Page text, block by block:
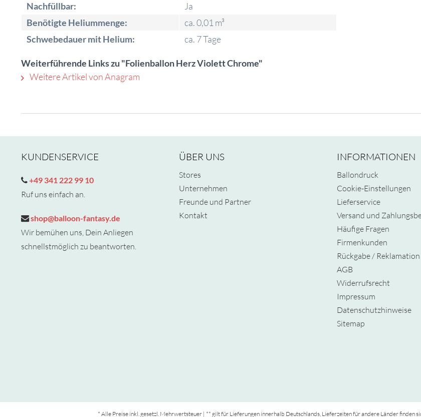
Nachfüllbar:
Ja
Benötigte Heliummenge:
ca. 0,01 m³
Schwebedauer mit Helium:
ca. 7 Tage
Weiterführende Links zu "Folienballon Herz Violett Chrome"
Weitere Artikel von Anagram
KUNDENSERVICE
+49 341 222 99 10
Ruf uns einfach an.
shop@balloon-fantasy.de
Wir bemühen uns, Dein Anliegen
schnellstmöglich zu beantworten.
ÜBER UNS
Stores
Unternehmen
Freunde und Partner
Kontakt
INFORMATIONEN
Ballondruck
Cookie-Einstellungen
Lieferservice
Versand und
Häufige Fragen
Firmenkunden
Rückgabe / Reklamation
AGB
Widerrufsrecht
Impressum
Datenschutzhinweise
Sitemap
* Alle Preise inkl. gesetzl. Mehrwertsteuer | ** gilt für Lieferungen innerhalb Deutschlands, Lieferzeiten für andere Länder finden